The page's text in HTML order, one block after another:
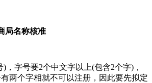
局名称核准
，字号要2个中文字以上(包含2个字)，
两个字相就不可以注册，因此要先拟定